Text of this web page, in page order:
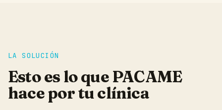
LA SOLUCIÓN
Esto es lo que PACAME
hace por tuclínica